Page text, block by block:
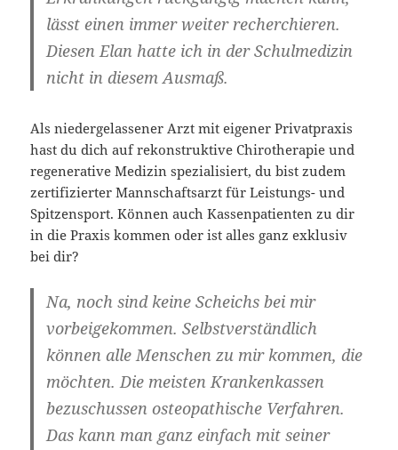
lässt einen immer weiter recherchieren.
Diesen Elan hatte ich in der Schulmedizin
nicht in diesem Ausmaß.
Als niedergelassener Arzt mit eigener Privatpraxis
hast du dich auf rekonstruktive Chirotherapie und
regenerative Medizin spezialisiert, du bist zudem
zertifizierter Mannschaftsarzt für Leistungs- und
Spitzensport. Können auch Kassenpatienten zu dir
in die Praxis kommen oder ist alles ganz exklusiv
bei dir?
Na, noch sind keine Scheichs bei mir
vorbeigekommen. Selbstverständlich
können alle Menschen zu mir kommen, die
möchten. Die meisten Krankenkassen
bezuschussen osteopathische Verfahren.
Das kann man ganz einfach mit seiner